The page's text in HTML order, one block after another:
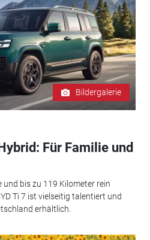
Bildergalerie
Für Familie und
und bis zu 119 Kilometer rein
Ti 7 ist vielseitig talentiert und
erhältlich.